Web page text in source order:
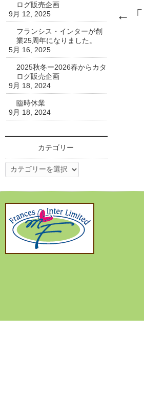
←「
ログ販売企画
9月 12, 2025
フランシス・インターが創
業25周年になりました。
5月 16, 2025
2025秋冬ー2026春からカタ
ログ販売企画
9月 18, 2024
臨時休業
9月 18, 2024
カテゴリー
カ
テ
リ
ー